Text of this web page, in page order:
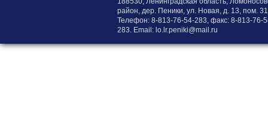
район, дер. Пеники, ул. Новая, д. 13, пом. 31
Телефон: 8-813-76-54-283, факс: 8-813-76-
283. Email: lo.lr.peniki@mail.ru